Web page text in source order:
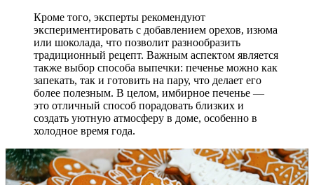
Кроме того, эксперты рекомендуют
экспериментировать с добавлением орехов, изюма
или шоколада, что позволит разнообразить
традиционный рецепт. Важным аспектом является
также выбор способа выпечки: печенье можно как
запекать, так и готовить на пару, что делает его
более полезным. В целом, имбирное печенье —
это отличный способ порадовать близких и
создать уютную атмосферу в доме, особенно в
холодное время года.